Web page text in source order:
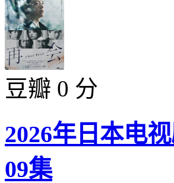
豆瓣 0 分
2026年日本电
09集